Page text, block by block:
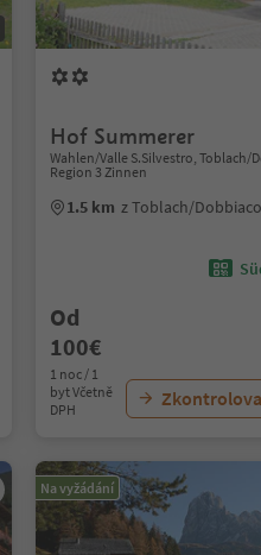
Hof Summerer
Wahlen/Valle S.Silvestro, Toblach/
Region 3 Zinnen
1.5 km z Toblach/
Od
100€
1 noc / 1
byt Včetně
DPH
Na vyžádání